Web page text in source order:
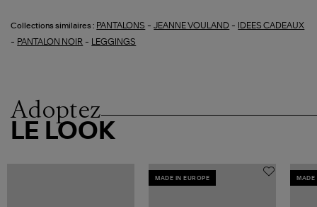
Collections similaires : PANTALONS -JEANNE VOULAND - IDEES CADEAUX
- PANTALON NOIR - LEGGINGS
Adoptez
LE LOOK
MADE IN EUROPE MADE